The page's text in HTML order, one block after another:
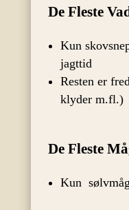
De Fleste
Kun
jagttid
Resten er
klyder m.fl.)
De Fleste
Kun